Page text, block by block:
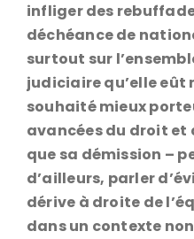
infliger des
déchéance de
surtout sur
judiciaire qu’elle
souhaité mieux
avancées du droit et
que sa démission –
d’ailleurs, parler
dérive à droite de
dans un contexte